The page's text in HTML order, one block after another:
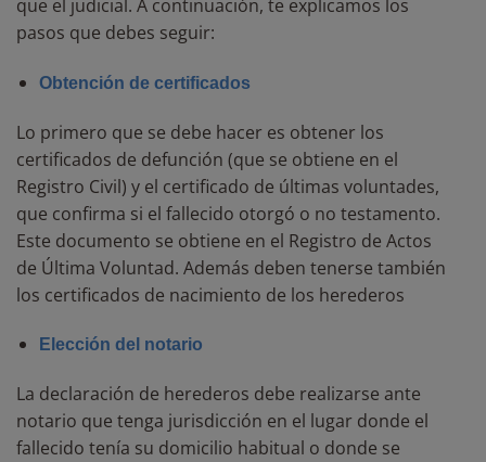
que el judicial. A continuación, te explicamos los
pasos que debes seguir:
Obtención de certificados
Lo primero que se debe hacer es obtener los
certificados de defunción (que se obtiene en el
Registro Civil) y el certificado de últimas voluntades,
que confirma si el fallecido otorgó o no testamento.
Este documento se obtiene en el Registro de Actos
de Última Voluntad. Además deben tenerse también
los certificados de nacimiento de los herederos
Elección del notario
La declaración de herederos debe realizarse ante
notario que tenga jurisdicción en el lugar donde el
fallecido tenía su domicilio habitual o donde se